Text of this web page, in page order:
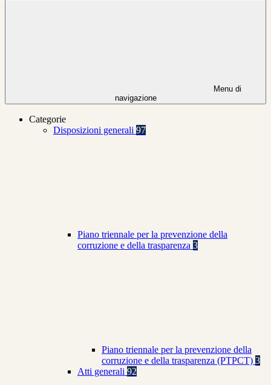
Menu di
navigazione
Categorie
Disposizioni generali 97
Piano triennale per la prevenzione della
corruzione e della trasparenza 3
Piano triennale per la prevenzione della
corruzione e della trasparenza (PTPCT) 3
Atti generali 92